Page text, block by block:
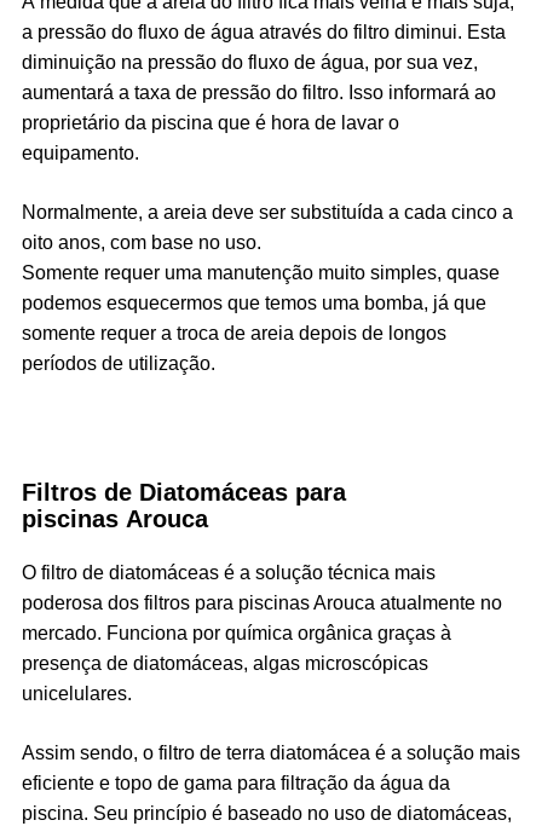
a pressão do fluxo de água através do filtro diminui. Esta
diminuição na pressão do fluxo de água, por sua vez,
aumentará a taxa de pressão do filtro. Isso informará ao
proprietário da piscina que é hora de lavar o
equipamento.
Normalmente, a areia deve ser substituída a cada cinco a
oito anos, com base no uso.
Somente requer uma manutenção muito simples, quase
podemos esquecermos que temos uma bomba, já que
somente requer a troca de areia depois de longos
períodos de utilização.
Filtros de Diatomáceas para
piscinas Arouca
O filtro de diatomáceas é a solução técnica mais
poderosa dos filtros para piscinas Arouca atualmente no
mercado. Funciona por química orgânica graças à
presença de diatomáceas, algas microscópicas
unicelulares.
Assim sendo, o filtro de terra diatomácea é a solução mais
eficiente e topo de gama para filtração da água da
piscina. Seu princípio é baseado no uso de diatomáceas,